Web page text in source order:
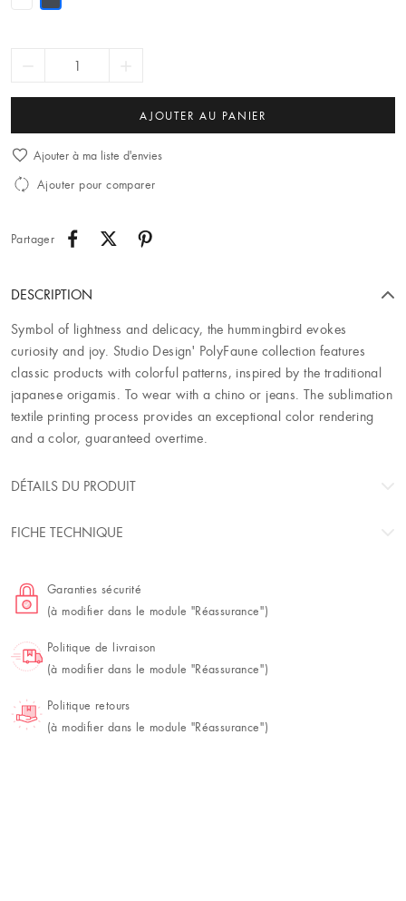
AJOUTER AU PANIER
Ajouter à ma liste d'envies
Ajouter pour comparer
Partager
DESCRIPTION
Symbol of lightness and delicacy, the hummingbird evokes
curiosity and joy. Studio Design' PolyFaune collection features
classic products with colorful patterns, inspired by the traditional
japanese origamis. To wear with a chino or jeans. The sublimation
textile printing process provides an exceptional color rendering
and a color, guaranteed overtime.
DÉTAILS DU PRODUIT
FICHE TECHNIQUE
Garanties sécurité
(à modifier dans le module "Réassurance")
Politique de livraison
(à modifier dans le module "Réassurance")
Politique retours
(à modifier dans le module "Réassurance")